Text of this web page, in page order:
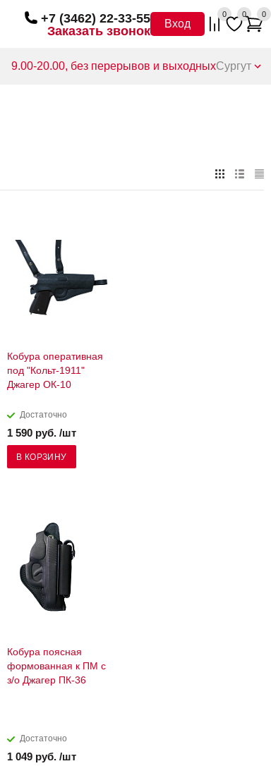
+7 (3462) 22-33-55
Заказать звонок
Вход
0 0 0
9.00-20.00, без перерывов и выходныхСургут
Кобура оперативная
под "Кольт-1911"
Джагер ОК-10
Достаточно
1 590 руб. /шт
В КОРЗИНУ
Кобура поясная
формованная к ПМ с
з/о Джагер ПК-36
Достаточно
1 049 руб. /шт